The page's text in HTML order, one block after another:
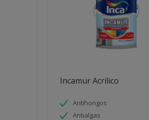
Incamur Acrilico
Antihongos
Antialgas